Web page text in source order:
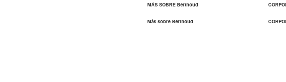
MÁS SOBRE Berthoud
Más sobre Berthoud